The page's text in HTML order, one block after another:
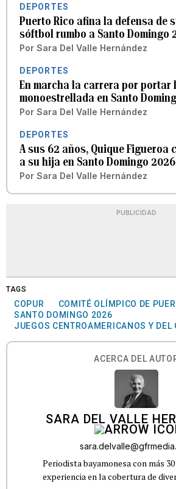
DEPORTES
Puerto Rico afina la defensa de
sóftbol rumbo a Santo Domingo
Por Sara Del Valle Hernández
DEPORTES
En marcha la carrera por portar
monoestrellada en Santo
Por Sara Del Valle Hernández
DEPORTES
A sus 62 años, Quique Figueroa
a su hija en Santo Domingo 2026
Por Sara Del Valle Hernández
PUBLICIDAD
TAGS
COPUR
COMITÉ OLÍMPICO DE
SANTO DOMINGO 2026
JUEGOS CENTROAMERICANOS Y DEL
ACERCA DEL
SARA DEL VALLE
Periodista bayamonesa con más
experiencia en la cobertura de